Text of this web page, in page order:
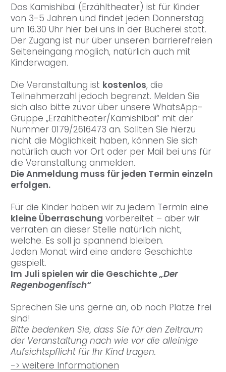
Das Kamishibai (Erzähltheater) ist für Kinder
von 3-5 Jahren und findet jeden Donnerstag
um 16.30 Uhr hier bei uns in der Bücherei statt.
Der Zugang ist nur über unseren barrierefreien
Seiteneingang möglich, natürlich auch mit
Kinderwagen.
Die Veranstaltung ist kostenlos, die
Teilnehmerzahl jedoch begrenzt. Melden Sie
sich also bitte zuvor über unsere WhatsApp-
Gruppe „Erzähltheater/Kamishibai“ mit der
Nummer 0179/2616473 an. Sollten Sie hierzu
nicht die Möglichkeit haben, können Sie sich
natürlich auch vor Ort oder per Mail bei uns für
die Veranstaltung anmelden.
Die Anmeldung muss für jeden Termin einzeln
erfolgen.
Für die Kinder haben wir zu jedem Termin eine
kleine Überraschung vorbereitet – aber wir
verraten an dieser Stelle natürlich nicht,
welche. Es soll ja spannend bleiben.
Jeden Monat wird eine andere Geschichte
gespielt.
Im Juli spielen wir die Geschichte„Der
Regenbogenfisch“
Sprechen Sie uns gerne an, ob noch Plätze frei
sind!
Bitte bedenken Sie, dass Sie für den Zeitraum
der Veranstaltung nach wie vor die alleinige
Aufsichtspflicht für Ihr Kind tragen.
-> weitere Informationen